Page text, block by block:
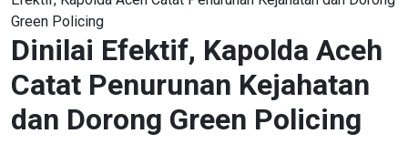
Green Policing
Dinilai Efektif, Kapolda Aceh
Catat Penurunan Kejahatan
dan Dorong Green Policing